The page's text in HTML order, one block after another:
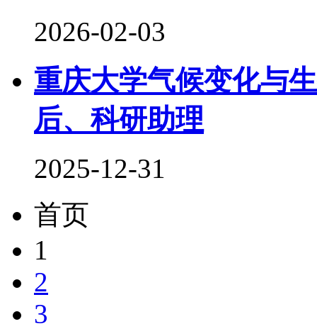
2026-02-03
重庆大学气候变化与
后、科研助理
2025-12-31
首页
1
2
3